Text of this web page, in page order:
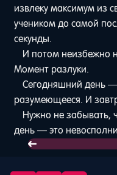
извлеку максимум из
учеником до самой
секунды.
И потом неизбежно
Момент разлуки.
Сегодняшний день
разумеющееся. И
Нужно не забывать,
день — это